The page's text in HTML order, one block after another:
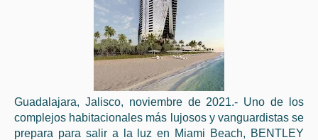
Guadalajara, Jalisco, noviembre de 2021.- Uno de los
complejos habitacionales más lujosos y vanguardistas se
prepara para salir a la luz en Miami Beach, BENTLEY